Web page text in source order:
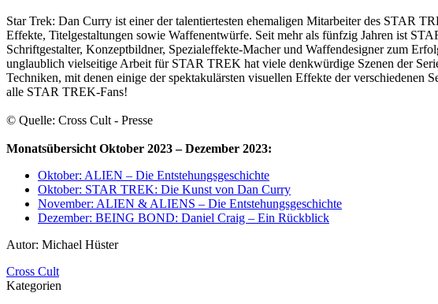
Star Trek: Dan Curry ist einer der talentiertesten ehemaligen Mitarbeiter des STAR
Effekte, Titelgestaltungen sowie Waffenentwürfe. Seit mehr als fünfzig Jahren ist
Schriftgestalter, Konzeptbildner, Spezialeffekte-Macher und Waffendesigner zum
unglaublich vielseitige Arbeit für STAR TREK hat viele denkwürdige Szenen der
Techniken, mit denen einige der spektakulärsten visuellen Effekte der verschiedenen
alle STAR TREK-Fans!
© Quelle: Cross Cult - Presse
Monatsübersicht Oktober 2023 – Dezember 2023:
Oktober: ALIEN – Die Entstehungsgeschichte
Oktober: STAR TREK: Die Kunst von Dan Curry
November: ALIEN & ALIENS – Die Entstehungsgeschichte
Dezember: BEING BOND: Daniel Craig – Ein Rückblick
Autor: Michael Hüster
Cross Cult
Kategorien